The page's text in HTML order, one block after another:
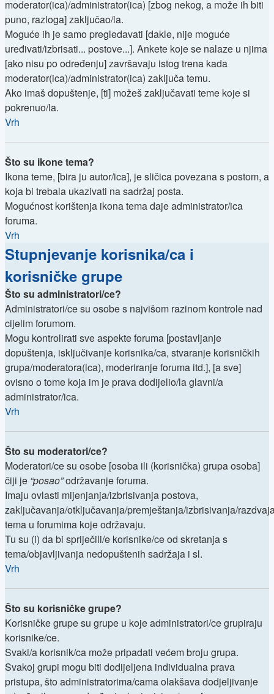
moderator(ica)/administrator(ica) [zbog nekog, a može ih biti
puno, razloga] zaključao/la.
Moguće ih je samo pregledavati [dakle, nije moguće
uređivati/izbrisati... postove...]. Ankete koje se nalaze u njima
[ako nisu po određenju] završavaju istog trena kada
moderator(ica)/administrator(ica) zaključa temu.
Ako imaš dopuštenje, [ti] možeš zaključavati teme koje si
pokrenuo/la.
Vrh
Što su ikone tema?
Ikona teme, [bira ju autor/ica], je sličica povezana s postom, a
koja bi trebala ukazivati na sadržaj posta.
Mogućnost korištenja ikona tema daje administrator/ica
foruma.
Vrh
Stupnjevanje korisnika/ca i
korisničke grupe
Što su administratori/ce?
Administratori/ce su osobe s najvišom razinom kontrole nad
cijelim forumom.
Mogu kontrolirati sve aspekte foruma [postavljanje
dopuštenja, isključivanje korisnika/ca, stvaranje korisničkih
grupa/moderatora(ica), moderiranje foruma itd.], [a sve]
ovisno o tome koja im je prava dodijelio/la glavni/a
administrator/ica.
Vrh
Što su moderatori/ce?
Moderatori/ce su osobe [osoba ili (korisnička) grupa osoba]
čiji je “posao”održavanje foruma.
Imaju ovlasti mijenjanja/izbrisivanja postova,
zaključavanja/otključavanja/premještanja/izbrisivanja/
tema u forumima koje održavaju.
Tu su (i) da bi spriječili/e korisnike/ce od skretanja s
tema/objavljivanja nedopuštenih sadržaja i sl.
Vrh
Što su korisničke grupe?
Korisničke grupe su grupe u koje administratori/ce grupiraju
korisnike/ce.
Svaki/a korisnik/ca može pripadati većem broju grupa.
Svakoj grupi mogu biti dodijeljena individualna prava
pristupa, što administratorima/cama olakšava dodjeljivanje